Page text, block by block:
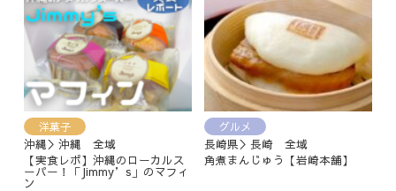
洋菓子
沖縄＞沖縄 全域
【実食レポ】沖縄のローカルス
ーパー！「Jimmy’s」のマフィ
ン
グルメ
長崎県＞長崎 全域
角煮まんじゅう【岩崎本舗】